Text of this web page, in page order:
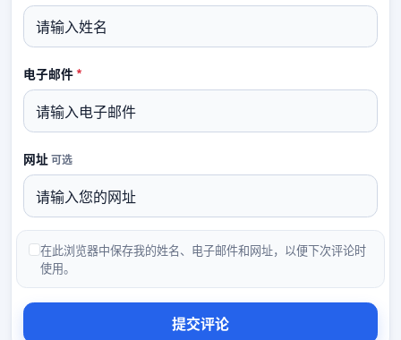
电子邮件*必填
网址 可选
在此浏览器中保存我的姓名、电子邮件和网址，以便下次评论时
使用。